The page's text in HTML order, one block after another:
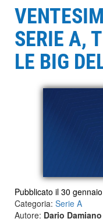
SERIE A,
LE BIG
Pubblicato il 30
Categoria: Serie A
Autore: Dario Damiano